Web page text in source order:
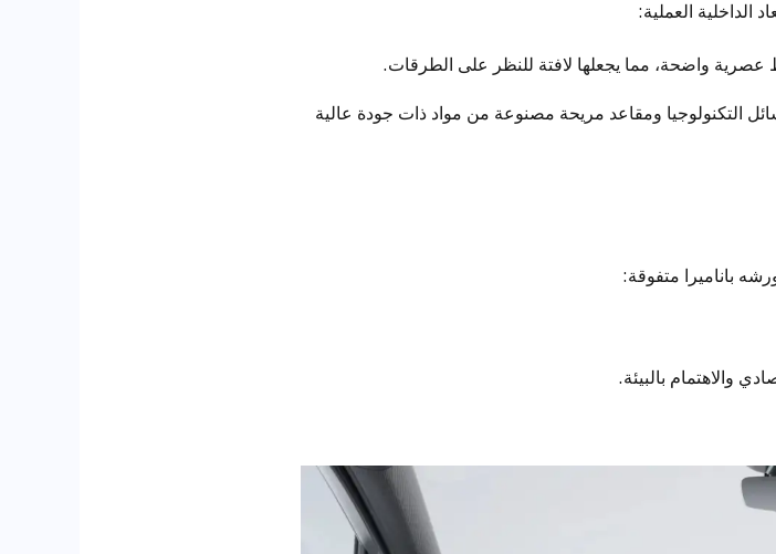
الداخلية العملية:
واضحة، مما يجعلها لافتة للنظر على الطرقات.
التكنولوجيا ومقاعد مريحة مصنوعة من مواد ذات جودة عالية
باناميرا متفوقة:
والاهتمام بالبيئة.